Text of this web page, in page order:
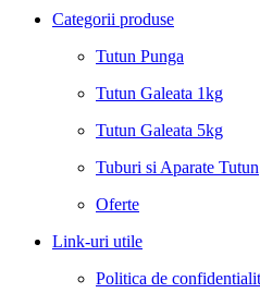
Categorii produse
Tutun Punga
Tutun Galeata 1kg
Tutun Galeata 5kg
Tuburi si Aparate Tutun
Oferte
Link-uri utile
Politica de